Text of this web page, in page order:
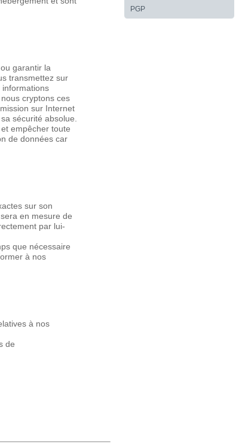
garantir la
transmettez sur
informations
cryptons ces
sur Internet
sécurité absolue.
empêcher toute
de données car
sur son
en mesure de
par lui-
que nécessaire
à nos
à nos
de
PGP